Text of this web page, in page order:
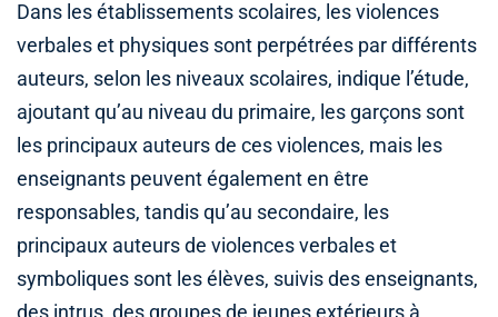
Dans les établissements scolaires, les violences
verbales et physiques sont perpétrées par différents
auteurs, selon les niveaux scolaires, indique l’étude,
ajoutant qu’au niveau du primaire, les garçons sont
les principaux auteurs de ces violences, mais les
enseignants peuvent également en être
responsables, tandis qu’au secondaire, les
principaux auteurs de violences verbales et
symboliques sont les élèves, suivis des enseignants,